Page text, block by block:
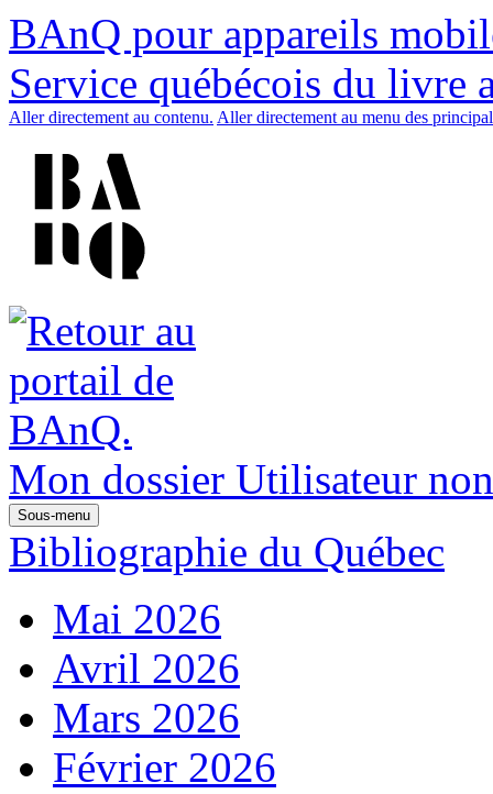
BAnQ pour appareils
Service québécois du livre
Aller directement au contenu. Aller directement au menu des
Mon dossier Utilisateur
Sous-menu
Bibliographie du Québec
Mai 2026
Avril 2026
Mars 2026
Février 2026